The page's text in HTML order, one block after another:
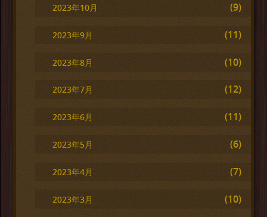
2023年10月 (9)
2023年9月 (11)
2023年8月 (10)
2023年7月 (12)
2023年6月 (11)
2023年5月 (6)
2023年4月 (7)
2023年3月 (10)